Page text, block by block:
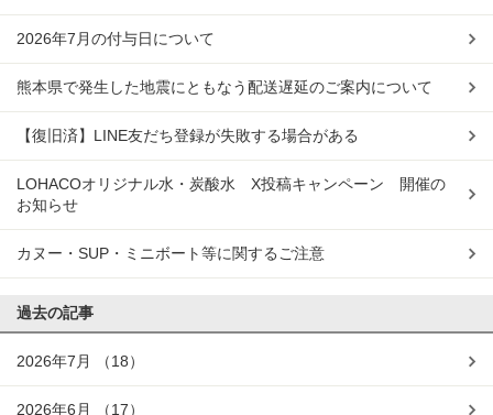
2026年7月の付与日について
熊本県で発生した地震にともなう配送遅延のご案内について
【復旧済】LINE友だち登録が失敗する場合がある
LOHACOオリジナル水・炭酸水 X投稿キャンペーン 開催の
お知らせ
カヌー・SUP・ミニボート等に関するご注意
過去の記事
2026年7月 （18）
2026年6月 （17）